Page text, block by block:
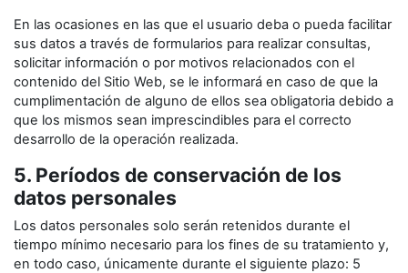
En las ocasiones en las que el usuario deba o pueda facilitar
sus datos a través de formularios para realizar consultas,
solicitar información o por motivos relacionados con el
contenido del Sitio Web, se le informará en caso de que la
cumplimentación de alguno de ellos sea obligatoria debido a
que los mismos sean imprescindibles para el correcto
desarrollo de la operación realizada.
5. Períodos de conservación de los
datos personales
Los datos personales solo serán retenidos durante el
tiempo mínimo necesario para los fines de su tratamiento y,
en todo caso, únicamente durante el siguiente plazo: 5